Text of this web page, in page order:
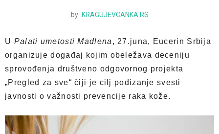
by KRAGUJEVCANKA.RS
U Palati umetosti Madlena , 27.juna, Eucerin Srbija
organizuje događaj kojim obeležava deceniju
sprovođenja društveno odgovornog projekta
„Pregled za sve“ čiji je cilj podizanje svesti
javnosti o važnosti prevencije raka kože.